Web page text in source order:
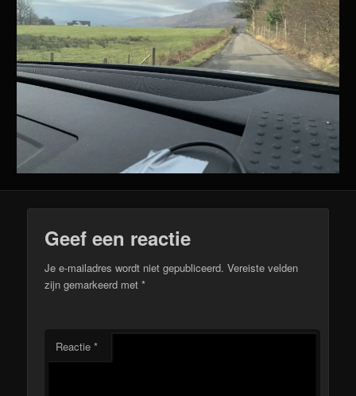
Geef een reactie
Je e-mailadres wordt niet gepubliceerd. Vereiste velden
zijn gemarkeerd met*
Reactie*